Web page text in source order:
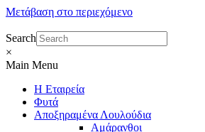
Μετάβαση στο περιεχόμενο
Search
×
Main Menu
Η Εταιρεία
Φυτά
Αποξηραμένα Λουλούδια
Αμάρανθοι